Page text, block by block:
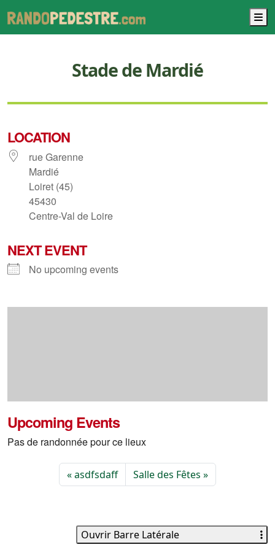
Stade de Mardié
LOCATION
rue Garenne
Mardié
Loiret (45)
45430
Centre-Val de Loire
NEXT EVENT
No upcoming events
Upcoming Events
Pas de randonnée pour ce lieux
asdfsdaff Salle des Fêtes
Ouvrir Barre Latérale